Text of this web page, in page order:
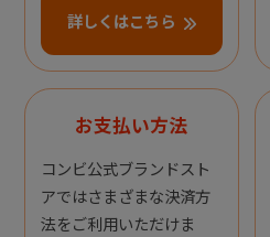
詳しくはこちら
お支払い方法
コンビ公式ブランドスト
アではさまざまな決済方
法をご利用いただけま